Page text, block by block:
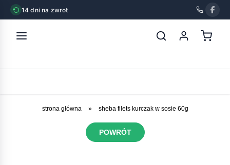
14 dni na zwrot
strona główna » sheba filets kurczak w sosie 60g
POWRÓT